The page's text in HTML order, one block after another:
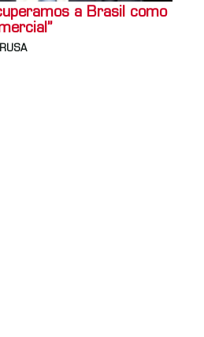
a Brasil como